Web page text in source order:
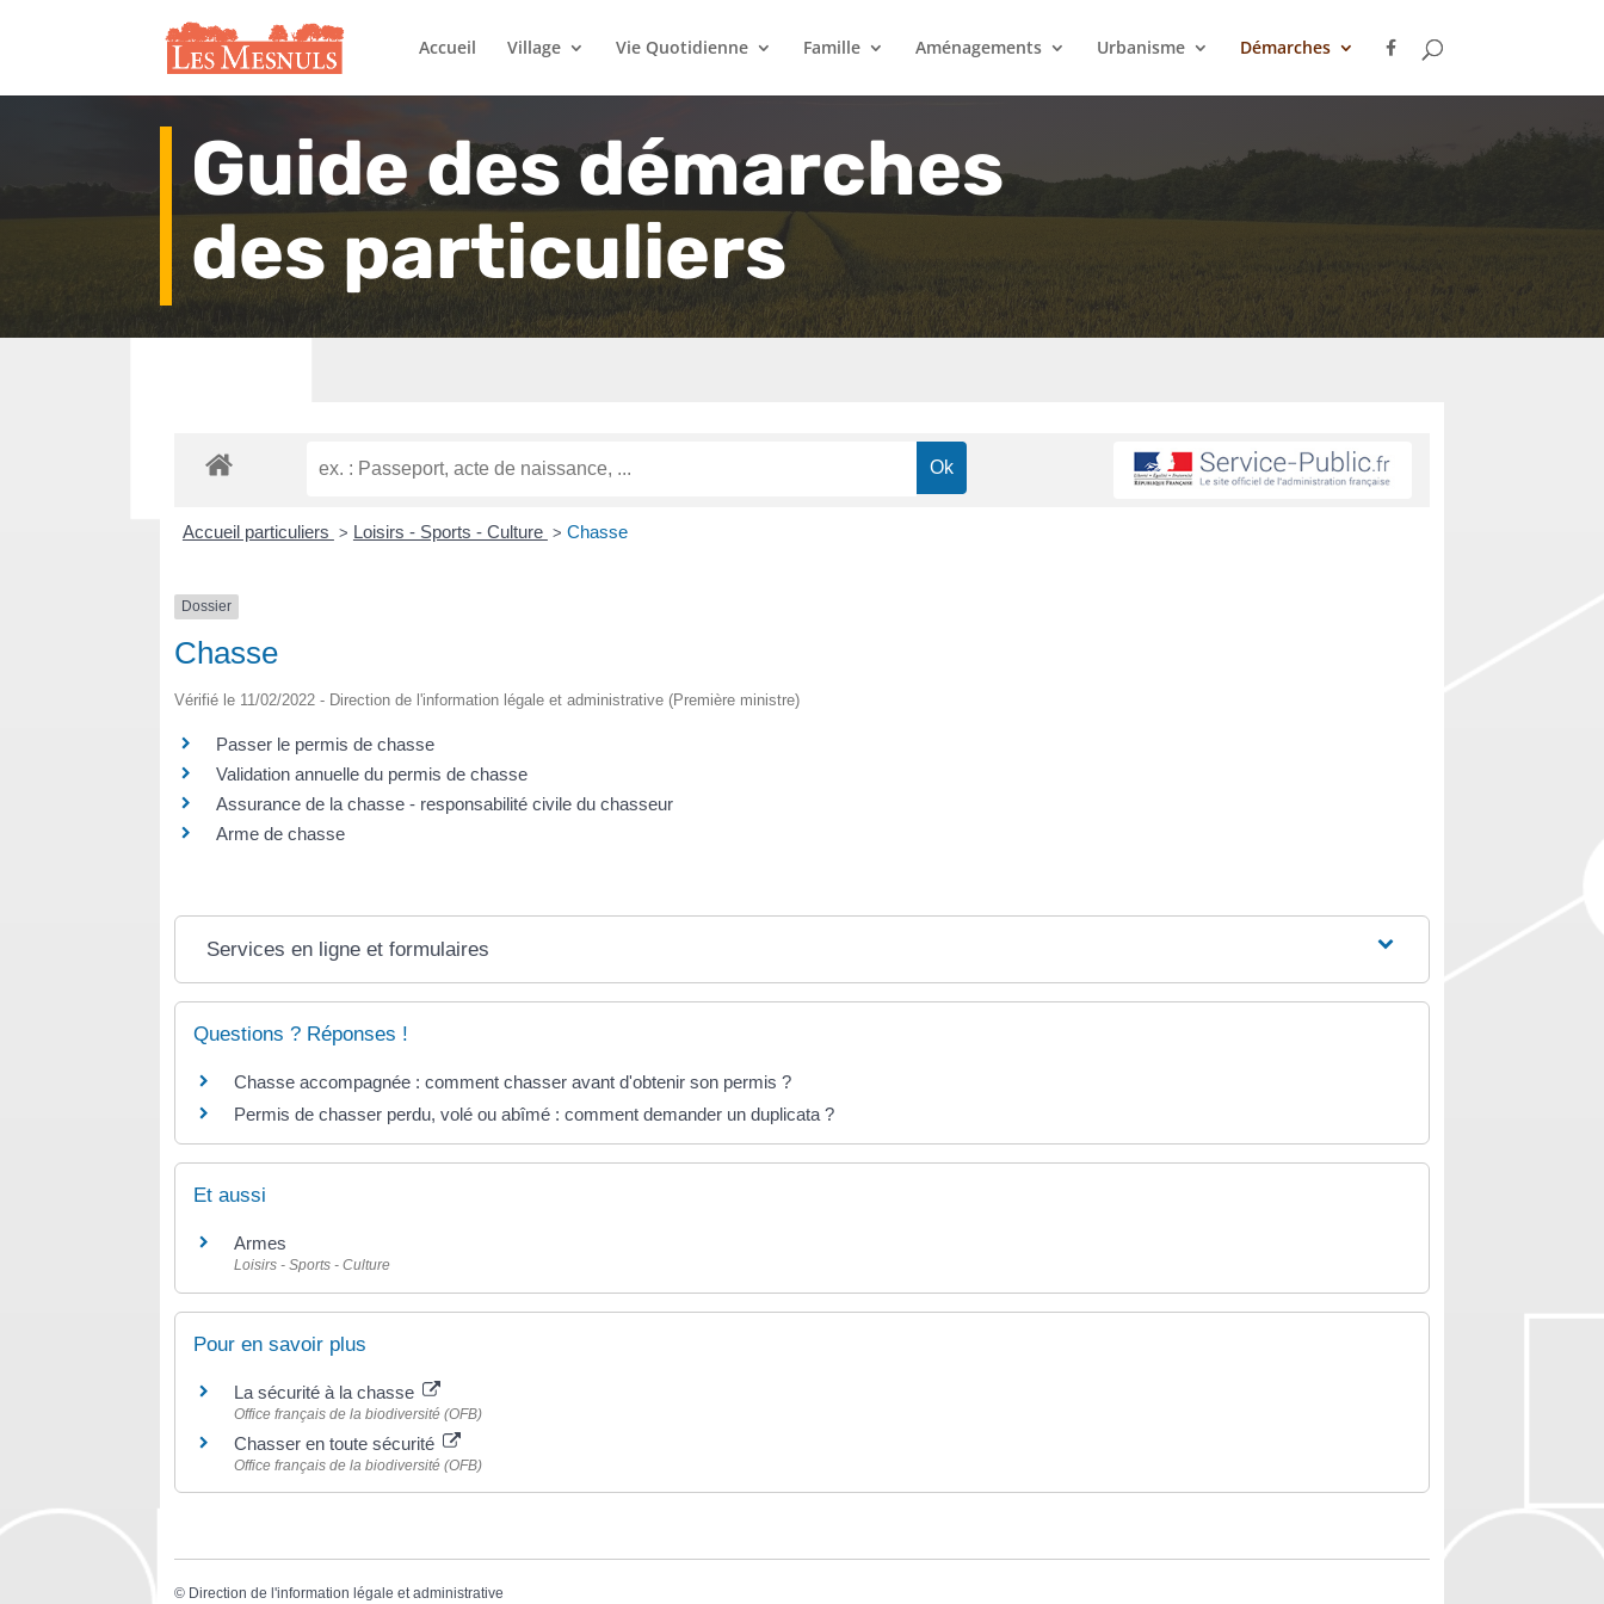
Accueil Village Vie Quotidienne Famille Aménagements Urbanisme Démarches
Guide des démarches
des particuliers
Accueil particuliers > Loisirs - Sports - Culture > Chasse
Dossier
Chasse
Vérifié le 11/02/2022 - Direction de l'information légale et administrative (Première ministre)
Passer le permis de chasse
Validation annuelle du permis de chasse
Assurance de la chasse - responsabilité civile du chasseur
Arme de chasse
Services en ligne et formulaires
Questions ? Réponses !
Chasse accompagnée : comment chasser avant d'obtenir son permis ?
Permis de chasser perdu, volé ou abîmé : comment demander un duplicata ?
Et aussi
Armes
Loisirs - Sports - Culture
Pour en savoir plus
La sécurité à la chasse
Office français de la biodiversité (OFB)
Chasser en toute sécurité
Office français de la biodiversité (OFB)
© Direction de l'information légale et administrative